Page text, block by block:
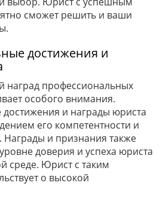
сможет решить и ваши
достижения и
наград профессиональных
особого внимания.
и награды юриста
его компетентности и
и признания также
доверия и успеха юриста
среде. Юрист с таким
о высокой